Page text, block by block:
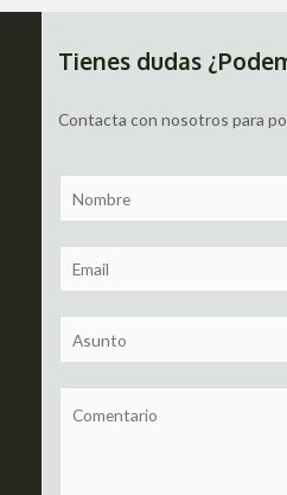
de
Tienes dudas
Contacta con nosotros para
a
m
m
a
u
b